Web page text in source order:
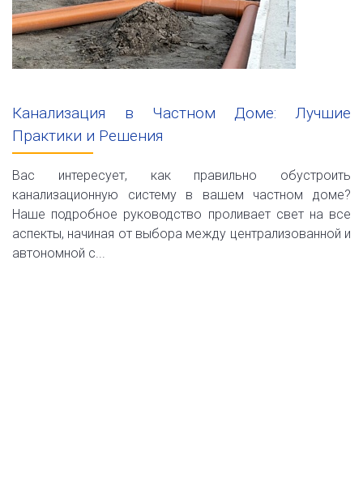
Канализация в Частном Доме: Лучшие
Практики и Решения
Вас интересует, как правильно обустроить
канализационную систему в вашем частном доме?
Наше подробное руководство проливает свет на все
аспекты, начиная от выбора между централизованной и
автономной с...